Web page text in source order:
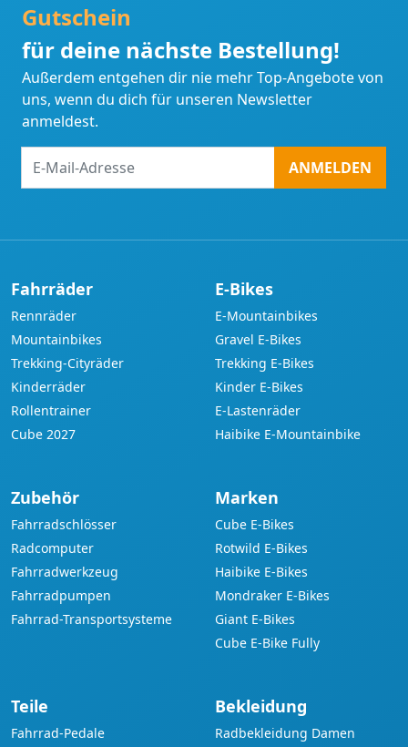
Gutschein
für deine nächste Bestellung!
Außerdem entgehen dir nie mehr Top-Angebote von
uns, wenn du dich für unseren Newsletter
anmeldest.
Mail-
ANMELDEN
Fahrräder
Rennräder
Mountainbikes
Trekking-Cityräder
Kinderräder
Rollentrainer
Cube 2027
E-Bikes
E-Mountainbikes
Gravel E-Bikes
Trekking E-Bikes
Kinder E-Bikes
E-Lastenräder
Haibike E-Mountainbike
Zubehör
Fahrradschlösser
Radcomputer
Fahrradwerkzeug
Fahrradpumpen
Fahrrad-Transportsysteme
Marken
Cube E-Bikes
Rotwild E-Bikes
Haibike E-Bikes
Mondraker E-Bikes
Giant E-Bikes
Cube E-Bike Fully
Teile
Fahrrad-Pedale
Bekleidung
Radbekleidung Damen